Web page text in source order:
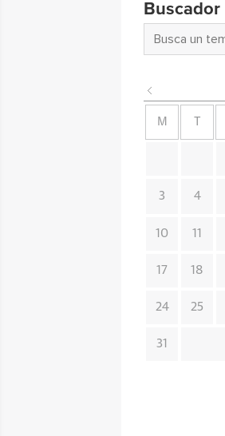
Buscador
M
3 4
10 11
17 18
24 25
31